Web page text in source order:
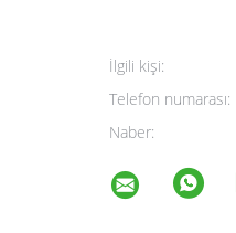
İlgili kişi:
Telefon numarası:
Naber: